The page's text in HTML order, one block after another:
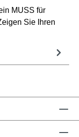
MUSS für
Sie Ihren